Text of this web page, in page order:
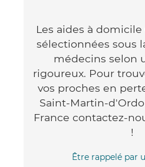
Les aides à
sélectionnées sous
médecins selon
rigoureux. Pour
vos proches en
Saint-Martin-
France contactez-
!
Être rappelé par